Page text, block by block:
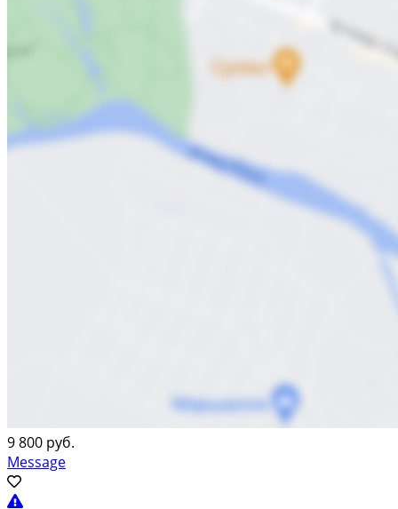
9 800 руб.
Message